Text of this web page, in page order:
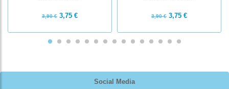
Social Media
3,90 € 3,75 € 3,90 € 3,75 €